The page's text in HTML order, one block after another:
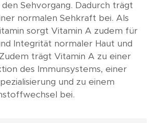
Sehvorgang. Dadurch trägt
normalen Sehkraft bei. Als
sorgt Vitamin A zudem für
Integrität normaler Haut und
trägt Vitamin A zu einer
des Immunsystems, einer
und zu einem
bei.